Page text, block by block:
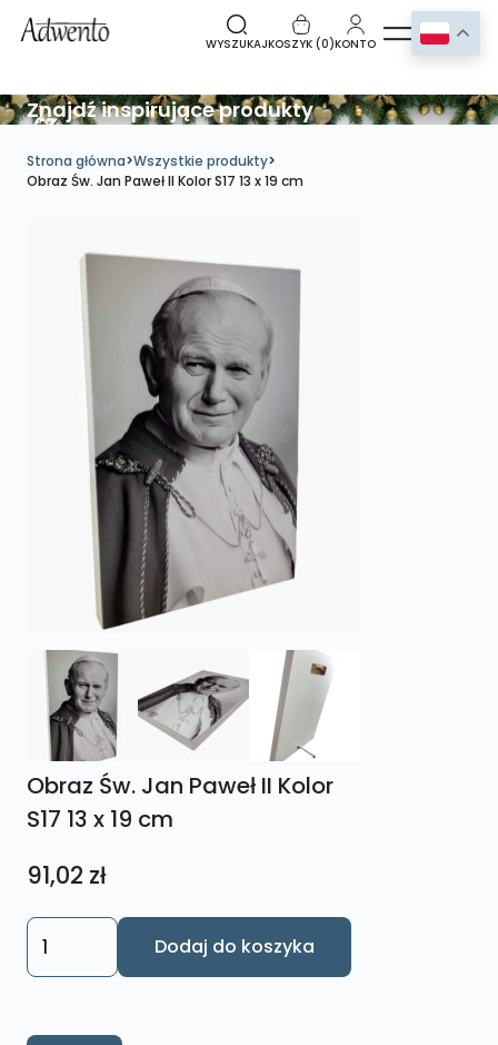
WYSZUKAJKOSZYK (0)KONTO
Znajdź inspirujące produkty
Strona główna>Wszystkie produkty>
Obraz Św. Jan Paweł II Kolor S17 13 x 19 cm
Obraz Św. Jan Paweł II Kolor
S17 13 x 19 cm
91,02 zł
ilość
Obraz
Dodaj do koszyka